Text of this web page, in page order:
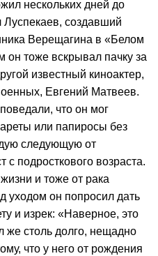
нескольких дней до
Луспекаев, создавший
Верещагина в «Белом
он тоже вскрывал пачку за
известный киноактер,
Евгений Матвеев.
что он мог
или папиросы без
следующую от
подросткового возраста.
и тоже от рака
уходом он попросил дать
и изрек: «Наверное, это
же столь долго, нещадно
что у него от рождения